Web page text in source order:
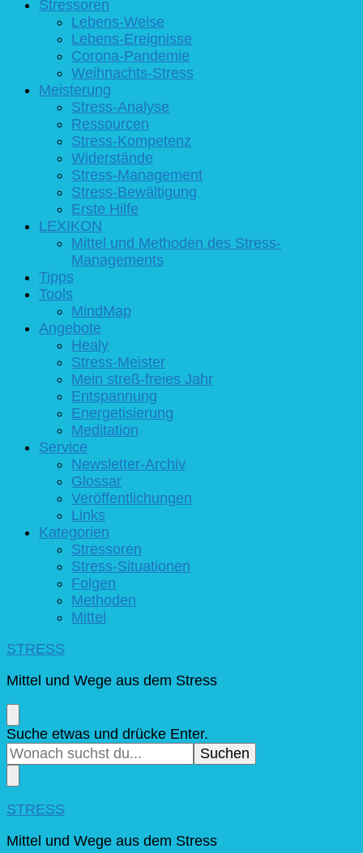
Stressoren
Lebens-Weise
Lebens-Ereignisse
Corona-Pandemie
Weihnachts-Stress
Meisterung
Stress-Analyse
Ressourcen
Stress-Kompetenz
Widerstände
Stress-Management
Stress-Bewältigung
Erste Hilfe
LEXIKON
Mittel und Methoden des Stress-
Managements
Tipps
Tools
MindMap
Angebote
Healy
Stress-Meister
Mein streß-freies Jahr
Entspannung
Energetisierung
Meditation
Service
Newsletter-Archiv
Glossar
Veröffentlichungen
Links
Kategorien
Stressoren
Stress-Situationen
Folgen
Methoden
Mittel
STRESS
Mittel und Wege aus dem Stress
Suchst
du
nach
etwas?
Suche etwas und drücke Enter.
STRESS
Mittel und Wege aus dem Stress